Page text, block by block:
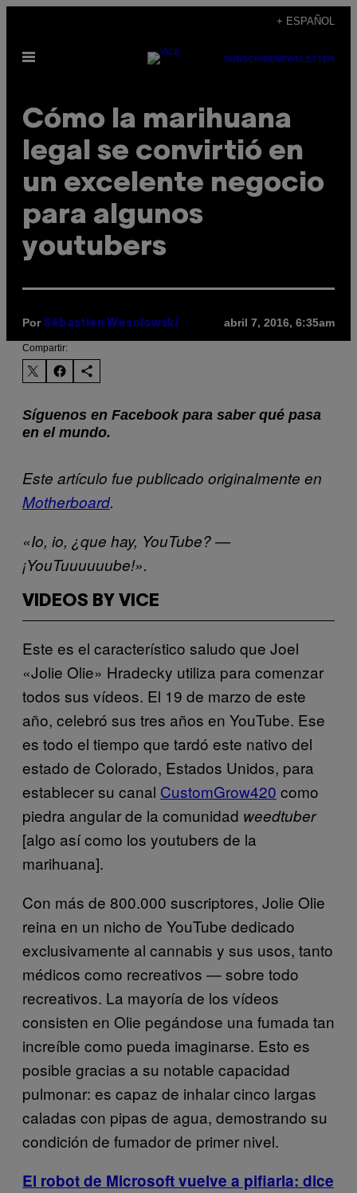
contenido
+ ESPAÑOL
Abrir
SUBSCRIBENEWSLETTER
Cómo la marihuana
legal se convirtió en
un excelente negocio
para algunos
youtubers
Por Sébastien Wesolowski abril 7, 2016, 6:35am
Compartir:
Síguenos en Facebook para saber qué pasa
en el mundo.
Este artículo fue publicado originalmente en
Motherboard.
«Io, io, ¿que hay, YouTube? —
¡YouTuuuuuube!».
VIDEOS BY VICE
Este es el característico saludo que Joel
«Jolie Olie» Hradecky utiliza para comenzar
todos sus vídeos. El 19 de marzo de este
año, celebró sus tres años en YouTube. Ese
es todo el tiempo que tardó este nativo del
estado de Colorado, Estados Unidos, para
establecer su canal CustomGrow420 como
piedra angular de la comunidad weedtuber
[algo así como los youtubers de la
marihuana].
Con más de 800.000 suscriptores, Jolie Olie
reina en un nicho de YouTube dedicado
exclusivamente al cannabis y sus usos, tanto
médicos como recreativos — sobre todo
recreativos. La mayoría de los vídeos
consisten en Olie pegándose una fumada tan
increíble como pueda imaginarse. Esto es
posible gracias a su notable capacidad
pulmonar: es capaz de inhalar cinco largas
caladas con pipas de agua, demostrando su
condición de fumador de primer nivel.
El robot de Microsoft vuelve a pifiarla: dice